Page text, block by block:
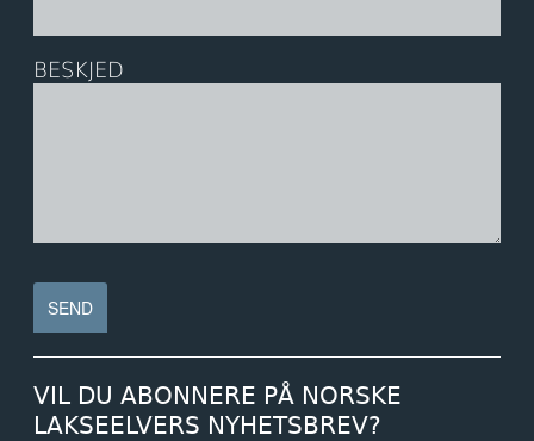
BESKJED
VIL DU ABONNERE PÅ NORSKE
LAKSEELVERS NYHETSBREV?